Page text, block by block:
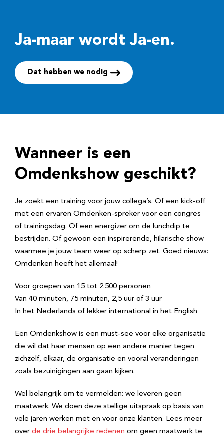
Ja-maar wordt Ja-en.
Dat hebben we nodig
Wanneer is een
Omdenkshow geschikt?
Je zoekt een training voor jouw collega’s. Of een kick-off
met een ervaren Omdenken-spreker voor een congres
of trainingsdag. Of een energizer om de lunchdip te
bestrijden. Of gewoon een inspirerende, hilarische show
waarmee je jouw team weer op scherp zet. Goed nieuws:
Omdenken heeft het allemaal!
Voor groepen van 15 tot 2.500 personen
Van 40 minuten, 75 minuten, 2,5 uur of 3 uur
In het Nederlands of lekker international in het English
Een Omdenkshow is een must-see voor elke organisatie
die wil dat haar mensen op een andere manier tegen
zichzelf, elkaar, de organisatie en vooral veranderingen
zoals bezuinigingen aan gaan kijken.
Wel belangrijk om te vermelden: we leveren geen
maatwerk. We doen deze stellige uitspraak op basis van
vele jaren werken met en voor onze klanten. Lees meer
over de drie belangrijke redenen om geen maatwerk te